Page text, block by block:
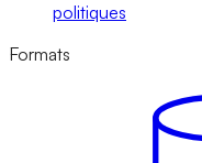
politiques
Formats